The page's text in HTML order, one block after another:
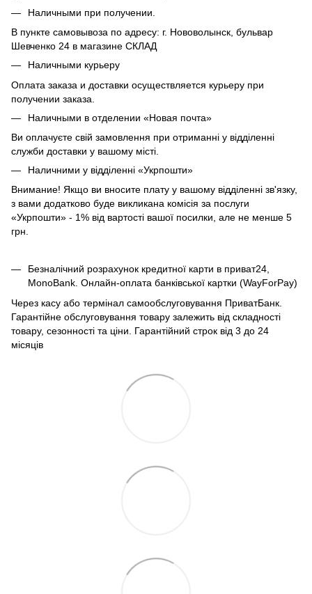
Наличными при получении.
В пункте самовывоза по адресу: г. Нововолынск, бульвар
Шевченко 24 в магазине СКЛАД
Наличными курьеру
Оплата заказа и доставки осуществляется курьеру при
получении заказа.
Наличными в отделении «Новая почта»
Ви оплачуєте свій замовлення при отриманні у відділенні
служби доставки у вашому місті.
Наличними у відділенні «Укрпошти»
Внимание! Якщо ви вносите плату у вашому відділенні зв'язку,
з вами додатково буде викликана комісія за послуги
«Укрпошти» - 1% від вартості вашої посилки, але не менше 5
грн.
Безналічний розрахунок кредитної карти в приват24,
MonoBank. Онлайн-оплата банківської картки (WayForPay)
Через касу або термінал самообслуговування ПриватБанк.
Гарантійне обслуговування товару залежить від складності
товару, сезонності та ціни. Гарантійний строк від 3 до 24
місяців